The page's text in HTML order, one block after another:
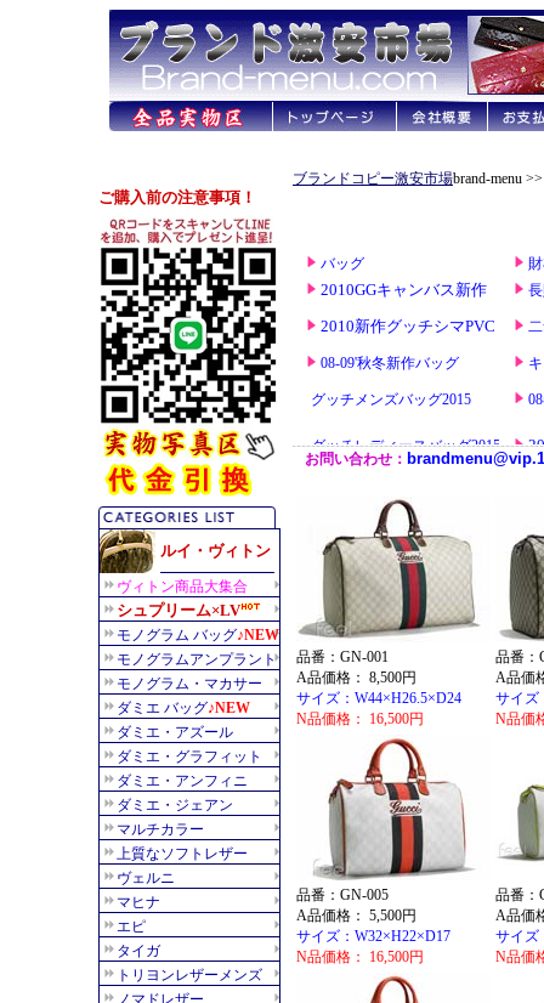
ブランドコピー激安市場brand-menu
品番：GN-001
A品価格： 8,500円
サイズ：W44×H26.5×D24
N品価格： 16,500円
品番：
A品価
サイズ
N品価
品番：GN-005
A品価格： 5,500円
サイズ：W32×H22×D17
N品価格： 16,500円
品番：
A品価
サイズ
N品価